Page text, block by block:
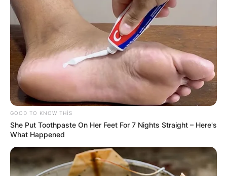
00:51 / 06 Avqust 2026 DÜNYA
İndoneziya sahillərindəzəlzələ oldu
127
GOOD TO KNOW THIS
She Put Toothpaste On Her Feet For 7 Nights Straight – Here's
What Happened